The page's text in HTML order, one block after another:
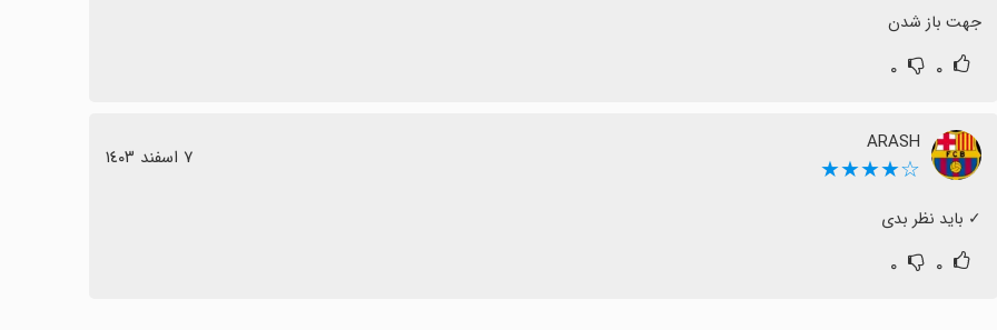
جهت باز شدن
۰ ۰
ARASH
☆★★★★ ٧ اسفند ١٤٠٣
‏✓ باید نظر بدی
۰ ۰